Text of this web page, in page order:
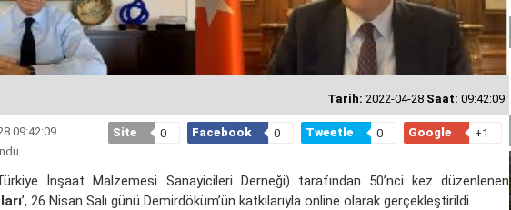
Tarih: 2022-04-28 Saat: 09:42:09
09:42:09
Site 0 Facebook 0 Tweetle 0 Google +1
İnşaat Malzemesi Sanayicileri Derneği) tarafından 50’nci kez düzenlenen
’, 26 Nisan Salı günü Demirdöküm’ün katkılarıyla online olarak gerçekleştirildi.